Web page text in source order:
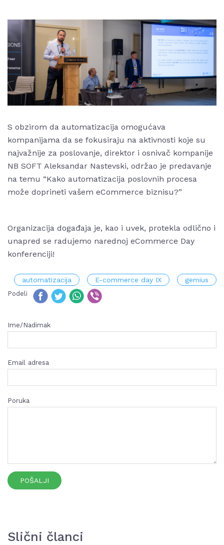
S obzirom da automatizacija omogućava
kompanijama da se fokusiraju na aktivnosti koje su
najvažnije za poslovanje, direktor i osnivač kompanije
NB SOFT Aleksandar Nastevski, održao je predavanje
na temu “Kako automatizacija poslovnih procesa
može doprineti vašem eCommerce biznisu?”
Organizacija događaja je, kao i uvek, protekla odlično i
unapred se radujemo narednoj eCommerce Day
konferenciji!
automatizacija E-commerce day IX gemius
Podeli
Ime/Nadimak
Email adresa
Poruka
POŠALJI
Slični članci